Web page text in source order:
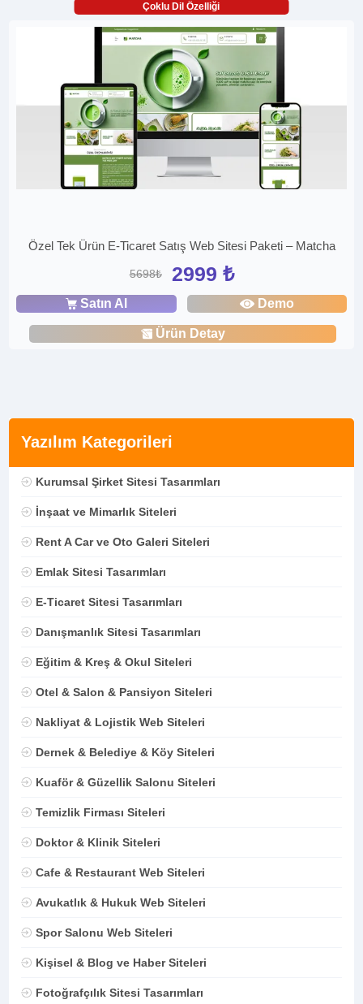
Yazılım Kategorileri
Kurumsal Şirket Sitesi Tasarımları
İnşaat ve Mimarlık Siteleri
Rent A Car ve Oto Galeri Siteleri
Emlak Sitesi Tasarımları
E-Ticaret Sitesi Tasarımları
Danışmanlık Sitesi Tasarımları
Eğitim & Kreş & Okul Siteleri
Otel & Salon & Pansiyon Siteleri
Nakliyat & Lojistik Web Siteleri
Dernek & Belediye & Köy Siteleri
Kuaför & Güzellik Salonu Siteleri
Temizlik Firması Siteleri
Doktor & Klinik Siteleri
Cafe & Restaurant Web Siteleri
Avukatlık & Hukuk Web Siteleri
Spor Salonu Web Siteleri
Kişisel & Blog ve Haber Siteleri
Fotoğrafçılık Sitesi Tasarımları
Çoklu Dil Özelliği
Özel Tek Ürün E-Ticaret Satış Web Sitesi Paketi – Matcha
5698₺ 2999 ₺
Satın Al Demo
Ürün Detay